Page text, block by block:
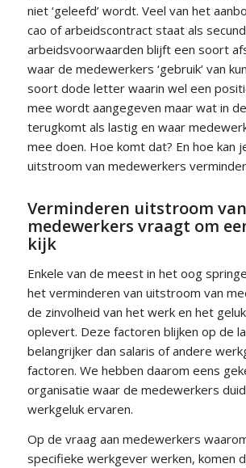
niet ‘geleefd’ wordt. Veel van het
cao of arbeidscontract staat als
arbeidsvoorwaarden blijft een soort
waar de medewerkers ‘gebruik’ van
soort dode letter waarin wel een
mee wordt aangegeven maar wat in
terugkomt als lastig en waar
mee doen. Hoe komt dat? En hoe kan
uitstroom van medewerkers
Verminderen uitstroom van
medewerkers vraagt om
kijk
Enkele van de meest in het oog
het verminderen van uitstroom van
de zinvolheid van het werk en het
oplevert. Deze factoren blijken op de
belangrijker dan salaris of andere
factoren. We hebben daarom eens
organisatie waar de medewerkers
werkgeluk ervaren.
Op de vraag aan medewerkers
specifieke werkgever werken, komen